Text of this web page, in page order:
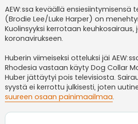
e
s
t
i
AEW:ssa keväällä ensiesiintymisensä
(Brodie Lee/Luke Harper) on
Kuolinsyyksi kerrotaan keuhkosairaus,
koronavirukseen.
Huberin viimeiseksi otteluksi jäi
Rhodesia vastaan käyty Dog Collar
Huber jättäytyi pois televisiosta.
syystä ei kerrottu julkisesti, joten
suureen osaan painimaailmaa.